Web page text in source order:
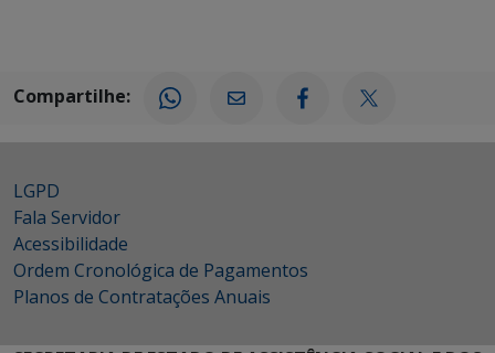
Compartilhe:
LGPD
Fala Servidor
Acessibilidade
Ordem Cronológica de Pagamentos
Planos de Contratações Anuais